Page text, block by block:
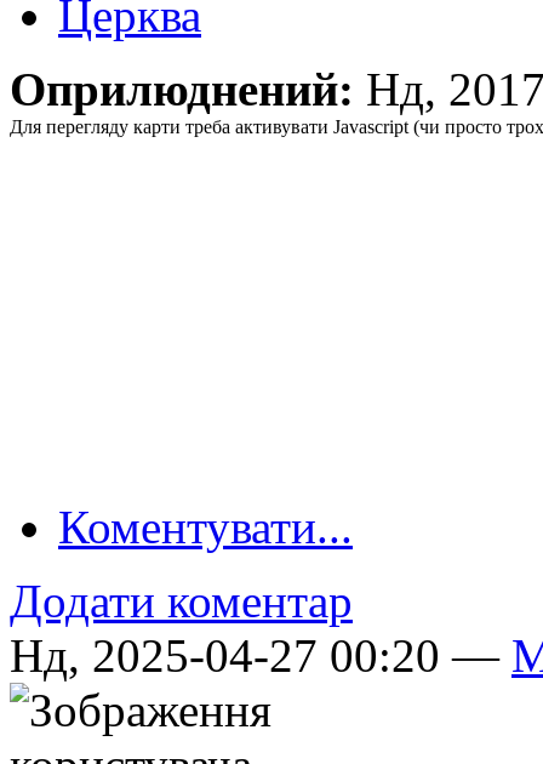
Церква
Оприлюднений: Нд,
Для перегляду карти треба активувати Javascript (чи просто
Коментувати...
Додати коментар
Нд, 2025-04-27 00:20 —